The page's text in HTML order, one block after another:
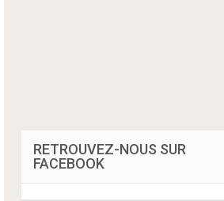
RETROUVEZ-NOUS SUR
FACEBOOK